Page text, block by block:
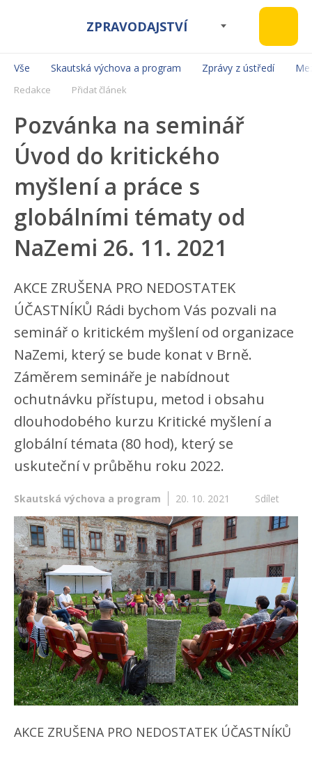
ZPRAVODAJSTVÍ
Vše Skautská výchova a program Zprávy z ústředí
Redakce Přidat článek
Pozvánka na seminář
Úvod do kritického
myšlení a práce s
globálními tématy od
NaZemi 26. 11. 2021
AKCE ZRUŠENA PRO NEDOSTATEK
ÚČASTNÍKŮ Rádi bychom Vás pozvali na
seminář o kritickém myšlení od organizace
NaZemi, který se bude konat v Brně.
Záměrem semináře je nabídnout
ochutnávku přístupu, metod i obsahu
dlouhodobého kurzu Kritické myšlení a
globální témata (80 hod), který se
uskuteční v průběhu roku 2022.
Skautská výchova a program 20. 10. 2021 Sdílet
AKCE ZRUŠENA PRO NEDOSTATEK ÚČASTNÍKŮ